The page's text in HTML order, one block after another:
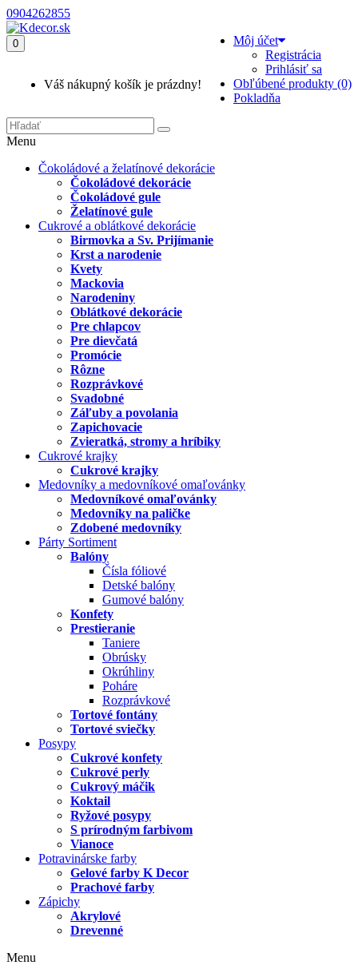
0904262855
Môj účet
Registrácia
Prihlásiť sa
Obľúbené produkty (0)
Pokladňa
0
Váš nákupný košík je prázdny!
Menu
Čokoládové a želatínové dekorácie
Čokoládové dekorácie
Čokoládové gule
Želatínové gule
Cukrové a oblátkové dekorácie
Birmovka a Sv. Prijímanie
Krst a narodenie
Kvety
Mackovia
Narodeniny
Oblátkové dekorácie
Pre chlapcov
Pre dievčatá
Promócie
Rôzne
Rozprávkové
Svadobné
Záľuby a povolania
Zapichovacie
Zvieratká, stromy a hríbiky
Cukrové krajky
Cukrové krajky
Medovníky a medovníkové omaľovánky
Medovníkové omaľovánky
Medovníky na paličke
Zdobené medovníky
Párty Sortiment
Balóny
Čísla fóliové
Detské balóny
Gumové balóny
Konfety
Prestieranie
Taniere
Obrúsky
Okrúhliny
Poháre
Rozprávkové
Tortové fontány
Tortové sviečky
Posypy
Cukrové konfety
Cukrové perly
Cukrový máčik
Koktail
Ryžové posypy
S prírodným farbivom
Vianoce
Potravinárske farby
Gelové farby K Decor
Prachové farby
Zápichy
Akrylové
Drevenné
Menu